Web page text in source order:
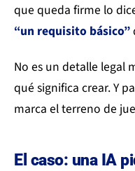
que queda firme lo
“un requisito básico”
No es un detalle legal
qué significa crear. Y
marca el terreno de
El caso: una IA